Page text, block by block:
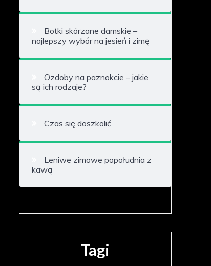
Botki skórzane damskie –
najlepszy wybór na jesień i zimę
Ozdoby na paznokcie – jakie
są ich rodzaje?
Czas się doszkolić
Leniwe zimowe popołudnia z
kawą
Tagi